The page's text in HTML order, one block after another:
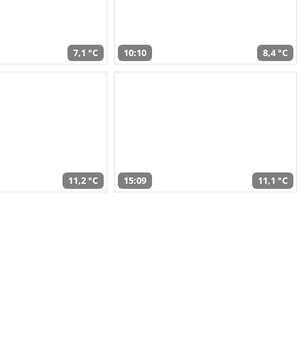
7,1 °C 10:10 8,4 °C
11,2 °C 15:09 11,1 °C